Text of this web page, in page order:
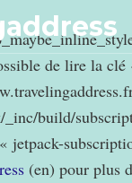
de lire la
build/
jetpack-
(en) pour plus